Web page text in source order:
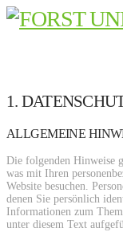
1.
ALLGEMEINE
Die folgenden Hinweise
was mit Ihren
Website besuchen.
denen Sie persönlich
Informationen zum
unter diesem Text